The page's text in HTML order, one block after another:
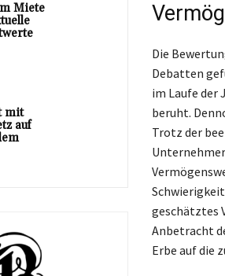
Miete
mit
auf
Die
Debatten
im Laufe der
beruht.
Trotz der
geschätztes
Anbetracht
Erbe auf die